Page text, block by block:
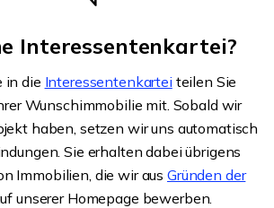
Interessentenkartei?
in die Interessentenkartei teilen Sie
Wunschimmobilie mit. Sobald wir
haben, setzen wir uns automatisch
Sie erhalten dabei übrigens
Immobilien, die wir aus Gründen der
unserer Homepage bewerben.